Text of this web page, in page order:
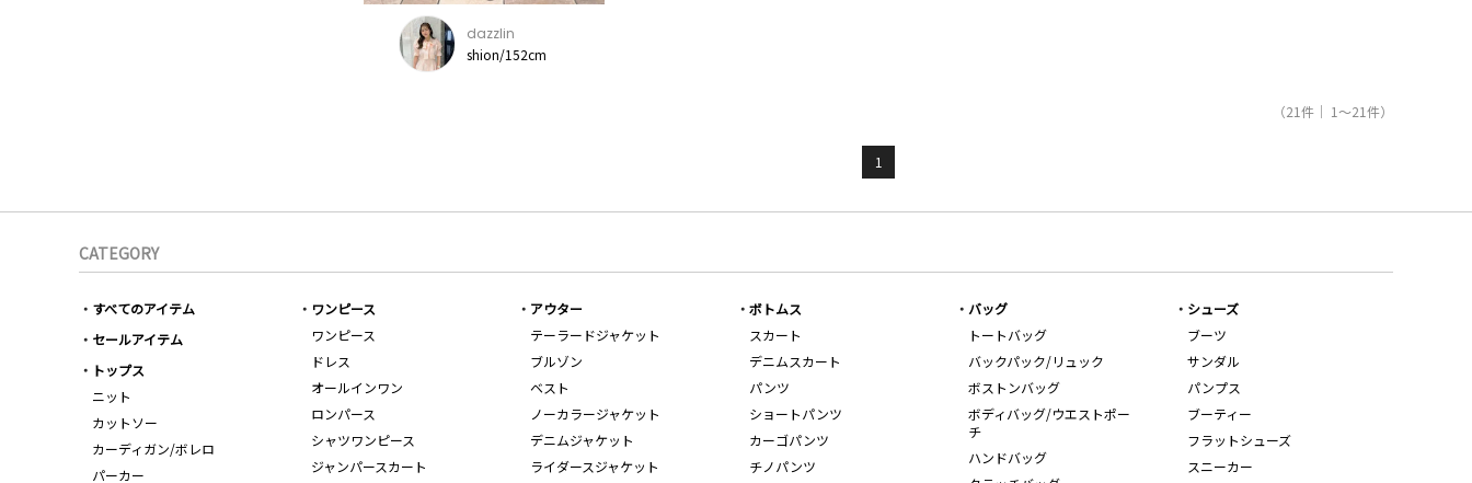
dazzlin
shion/152cm
（21件｜ 1～21件）
1
CATEGORY
すべてのアイテム
セールアイテム
トップス
ニット
カットソー
カーディガン/ボレロ
パーカー
ワンピース
ワンピース
ドレス
オールインワン
ロンパース
シャツワンピース
ジャンパースカート
アウター
テーラードジャケット
ブルゾン
ベスト
ノーカラージャケット
デニムジャケット
ライダースジャケット
ボトムス
スカート
デニムスカート
パンツ
ショートパンツ
カーゴパンツ
チノパンツ
バッグ
トートバッグ
バックパック/リュック
ボストンバッグ
ボディバッグ/ウエストポー
チ
ハンドバッグ
シューズ
ブーツ
サンダル
パンプス
ブーティー
フラットシューズ
スニーカー